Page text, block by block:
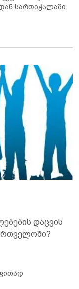
ახლოს ანუ კოსმოსიდან სართიჭალაში
დაცვის